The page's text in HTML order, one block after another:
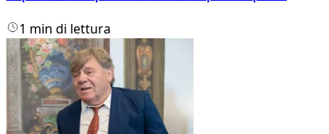
1 min di lettura